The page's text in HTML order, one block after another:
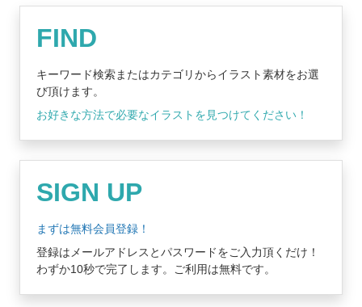
FIND
キーワード検索またはカテゴリからイラスト素材をお選
び頂けます。
お好きな方法で必要なイラストを見つけてください！
SIGN UP
まずは無料会員登録！
登録はメールアドレスとパスワードをご入力頂くだけ！
わずか10秒で完了します。ご利用は無料です。